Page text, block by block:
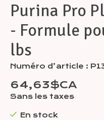
Purina Pro
- Formule
lbs
Numéro d’article :
64,63$CA
Sans les taxes
En stock